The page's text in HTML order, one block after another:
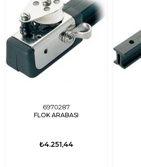
6970287
FLOK ARABASI
₺4.251,44